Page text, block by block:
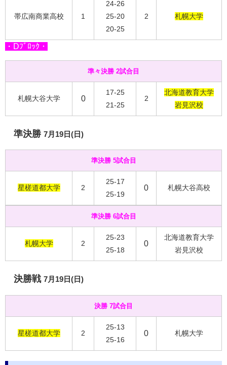
帯広南商業高校 1
24-26
25-20
20-25
2 札幌大学
・Dﾌﾞﾛｯｸ・
準々決勝 2試合目
札幌大谷大学 0
17-25
21-25
2
北海道教育大学
岩見沢校
準決勝 7月19日(日)
準決勝 5試合目
星槎道都大学 2
25-17
25-19
0 札幌大谷高校
準決勝 6試合目
札幌大学 2
25-23
25-18
0
北海道教育大学
岩見沢校
決勝戦 7月19日(日)
決勝 7試合目
星槎道都大学 2
25-13
25-16
0 札幌大学